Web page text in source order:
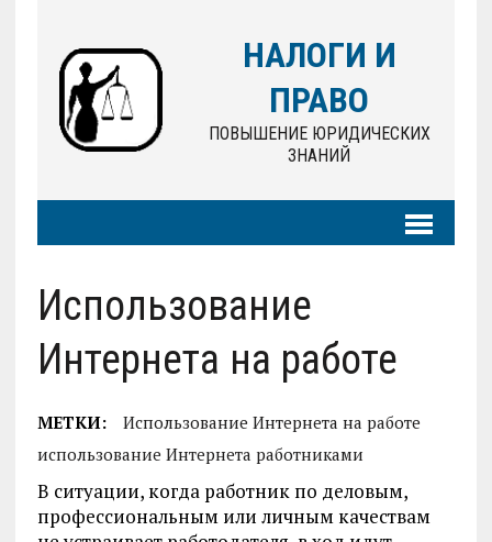
НАЛОГИ И
ПРАВО
ПОВЫШЕНИЕ ЮРИДИЧЕСКИХ
ЗНАНИЙ
Использование
Интернета на работе
МЕТКИ:
Использование Интернета на работе
использование Интернета работниками
В ситуации, когда работник по деловым,
профессиональным или личным качествам